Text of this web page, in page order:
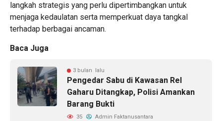
langkah strategis yang perlu dipertimbangkan untuk
menjaga kedaulatan serta memperkuat daya tangkal
terhadap berbagai ancaman.
Baca Juga
3 bulan lalu
Pengedar Sabu di Kawasan Rel
Gaharu Ditangkap, Polisi Amankan
Barang Bukti
35 Admin Faktanusantara